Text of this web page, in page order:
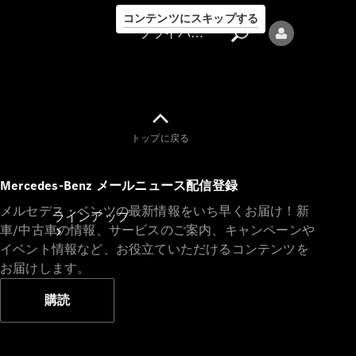
コンテンツにスキップする
プライバシ
ラインアップ
プライバシーポリシー
トップに戻る
Mercedes-Benz メールニュース配信登録
メルセデス・ベンツの最新情報をいち早くお届け！新
車/中古車の情報、サービスのご案内、キャンペーンや
イベント情報など、お役立ていただけるコンテンツを
お届けします。
購読